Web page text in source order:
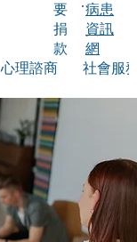
心理諮商 社會服
要
捐
款
病患
資訊
網